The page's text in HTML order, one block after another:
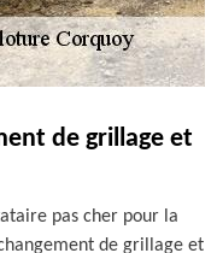
de grillage et
pas cher pour la
de grillage et